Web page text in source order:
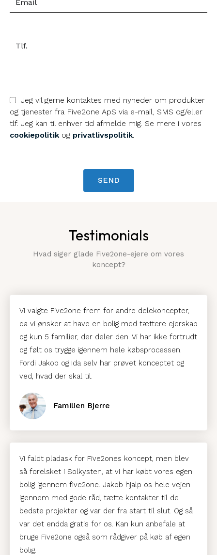
Jeg vil gerne kontaktes med nyheder om produkter
og tjenester fra Five2one ApS via e-mail, SMS og/eller
tlf. Jeg kan til enhver tid afmelde mig. Se mere i vores
cookiepolitik og privatlivspolitik
SEND
Testimonials
Hvad siger glade Five2one-ejere om vores
koncept?
Vi valgte Five2one frem for andre delekoncepter,
da vi ønsker at have en bolig med tættere ejerskab
og kun 5 familier, der deler den. Vi har ikke fortrudt
og følt os trygge igennem hele købsprocessen.
Fordi Jakob og Ida selv har prøvet konceptet og
ved, hvad der skal til.
Familien Bjerre
Vi faldt pladask for Five2ones koncept, men blev
så forelsket i Solkysten, at vi har købt vores egen
bolig igennem five2one. Jakob hjalp os hele vejen
igennem med gode råd, tætte kontakter til de
bedste projekter og var der fra start til slut. Og så
var det endda gratis for os. Kan kun anbefale at
bruge Five2one også som rådgiver på køb af egen
bolig.